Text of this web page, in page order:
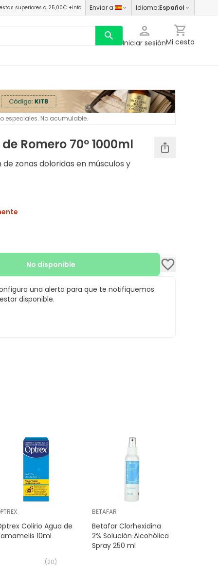
superiores a 25,00€ +info Enviar a: Idioma:Español
Iniciar sesiónMi cesta
especiales. No acumulable.
Romero 70º 1000ml
zonas doloridas en músculos y
No disponible
una alerta para que te notifiquemos
disponible.
Colirio Agua de
10ml
(20)
BETAFAR
Betafar Clorhexidina
2% Solución Alcohólica
Spray 250 ml